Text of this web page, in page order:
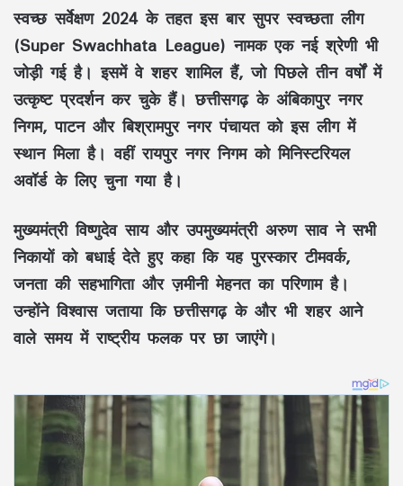
स्वच्छ सर्वेक्षण 2024 के तहत इस बार सुपर स्वच्छता लीग
(Super Swachhata League) नामक एक नई श्रेणी भी
जोड़ी गई है। इसमें वे शहर शामिल हैं, जो पिछले तीन वर्षों में
उत्कृष्ट प्रदर्शन कर चुके हैं। छत्तीसगढ़ के अंबिकापुर नगर
निगम, पाटन और बिश्रामपुर नगर पंचायत को इस लीग में
स्थान मिला है। वहीं रायपुर नगर निगम को मिनिस्टरियल
अवॉर्ड के लिए चुना गया है।
मुख्यमंत्री विष्णुदेव साय और उपमुख्यमंत्री अरुण साव ने सभी
निकायों को बधाई देते हुए कहा कि यह पुरस्कार टीमवर्क,
जनता की सहभागिता और ज़मीनी मेहनत का परिणाम है।
उन्होंने विश्वास जताया कि छत्तीसगढ़ के और भी शहर आने
वाले समय में राष्ट्रीय फलक पर छा जाएंगे।